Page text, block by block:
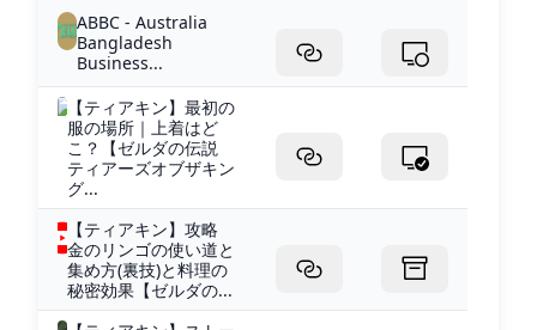
ABBC - Australia
Bangladesh
Business...
【ティアキン】最初の
服の場所｜上着はど
こ？【ゼルダの伝説
ティアーズオブザキン
グ...
【ティアキン】攻略
金のリンゴの使い道と
集め方(裏技)と料理の
秘密効果【ゼルダの...